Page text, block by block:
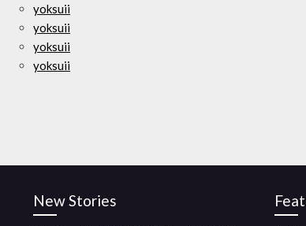
yoksuii
yoksuii
yoksuii
yoksuii
New Stories